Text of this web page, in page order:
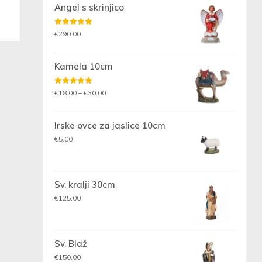
Angel s skrinjico
Ocenjeno
5.00 od 5
€290.00
Kamela 10cm
Ocenjeno
5.00od 5
€18.00 – €30.00Cenovni
€18.00
Irske ovce za jaslice 10cm
€5.00
Sv. kralji 30cm
€125.00
Sv. Blaž
€150.00